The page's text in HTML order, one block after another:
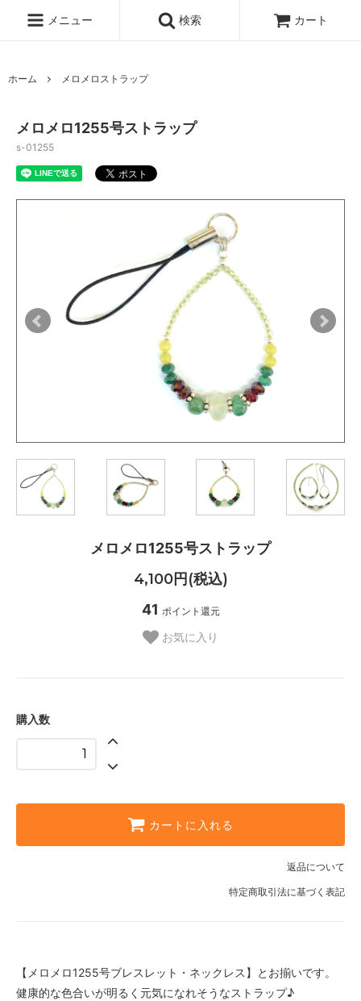
メニュー 検索 カート
ホーム メロメロストラップ
メロメロ1255号ストラップ
s-01255
メロメロ1255号ストラップ
4,100円(税込)
41 ポイント還元
お気に入り
購入数
カートに入れる
返品について
特定商取引法に基づく表記
【メロメロ1255号ブレスレット・ネックレス】とお揃いです。
健康的な色合いが明るく元気になれそうなストラップ♪